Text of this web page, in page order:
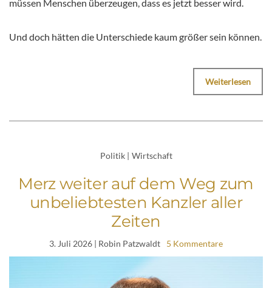
müssen Menschen überzeugen, dass es jetzt besser wird.
Und doch hätten die Unterschiede kaum größer sein können.
Weiterlesen
Politik | Wirtschaft
Merz weiter auf dem Weg zum
unbeliebtesten Kanzler aller
Zeiten
3. Juli 2026 | Robin Patzwaldt 5 Kommentare